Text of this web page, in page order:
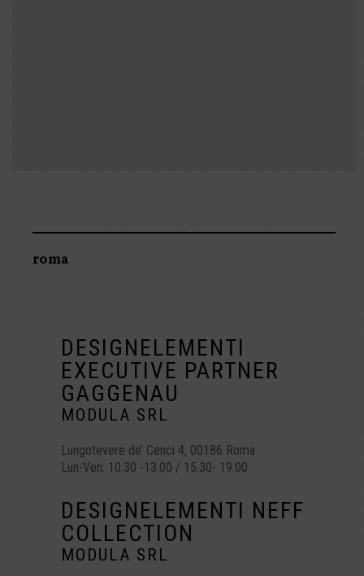
roma
DESIGNELEMENTI
EXECUTIVE PARTNER
GAGGENAU
MODULA SRL
Lungotevere de’ Cenci 4, 00186 Roma
Lun-Ven: 10.30 -13.00 / 15.30- 19.00
DESIGNELEMENTI NEFF
COLLECTION
MODULA SRL